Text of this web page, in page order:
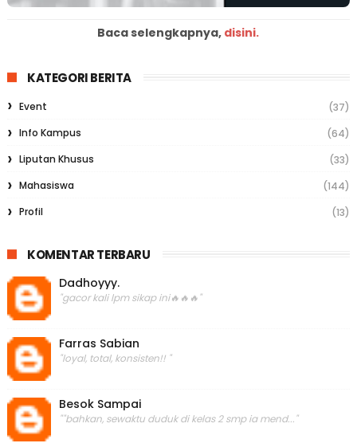
Baca selengkapnya, disini.
KATEGORI BERITA
Event
(37)
Info Kampus
(64)
Liputan Khusus
(33)
Mahasiswa
(144)
Profil
(13)
KOMENTAR TERBARU
Dadhoyyy.
"gacor kali lpm sikap ini🔥🔥🔥"
Farras Sabian
"loyal, total, konsisten!! "
Besok Sampai
""bahkan, sewaktu duduk di kelas 2 smp ia mend..."